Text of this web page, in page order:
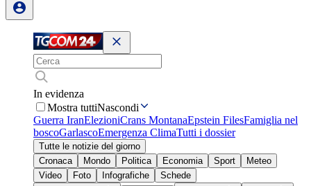
In evidenza
Mostra tuttiNascondi
Guerra IranElezioniCrans MontanaEpstein FilesFamiglia nel
boscoGarlascoEmergenza ClimaTutti i dossier
Tutte le notizie del giorno
Cronaca
Mondo Politica Economia Sport
Meteo
Video
Foto Infografiche
Schede